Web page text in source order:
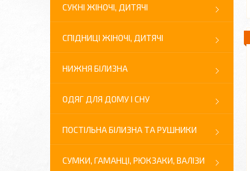
СУКНІ ЖІНОЧІ, ДИТЯЧІ
СПІДНИЦІ ЖІНОЧІ, ДИТЯЧІ
НИЖНЯ БІЛИЗНА
ОДЯГ ДЛЯ ДОМУ І СНУ
ПОСТІЛЬНА БІЛИЗНА ТА РУШНИКИ
СУМКИ, ГАМАНЦІ, РЮКЗАКИ, ВАЛІЗИ